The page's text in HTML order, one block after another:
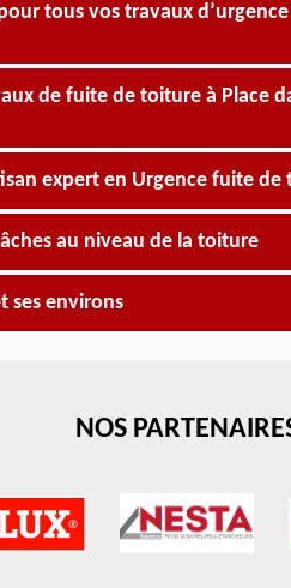
tous vos travaux
de fuite de toiture à Place
expert en Urgence fuite de
au niveau de la toiture
ses environs
NOS